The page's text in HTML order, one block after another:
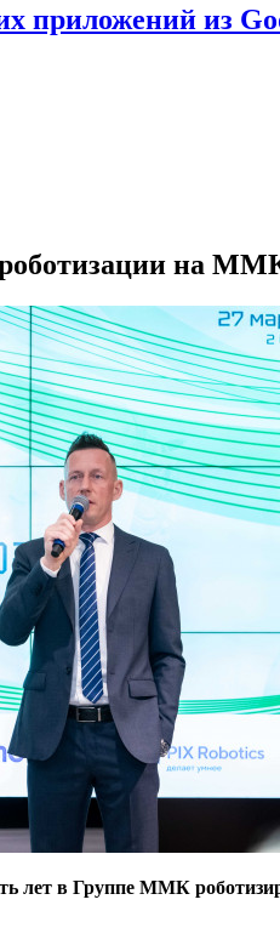
приложений из
на
Группе ММК